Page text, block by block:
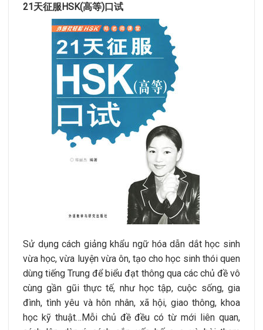
21天征服HSK(高等)口试
Sử dụng cách giảng khẩu ngữ hóa dẫn dắt học sinh
vừa học, vừa luyện vừa ôn, tạo cho học sinh thói quen
dùng tiếng Trung để biểu đạt thông qua các chủ đề vô
cùng gần gũi thực tế, như học tập, cuộc sống, gia
đình, tình yêu và hôn nhân, xã hội, giao thông, khoa
học kỹ thuật…Mỗi chủ đề đều có từ mới liên quan,